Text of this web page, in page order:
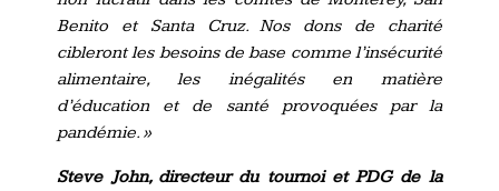
Benito et Santa Cruz. Nos dons de charité
cibleront les besoins de base comme l’insécurité
alimentaire, les inégalités en matière
d’éducation et de santé provoquées par la
pandémie. »
Steve John, directeur du tournoi et PDG de la